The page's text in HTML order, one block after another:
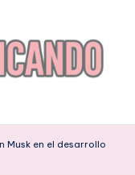
Musk en el desarrollo